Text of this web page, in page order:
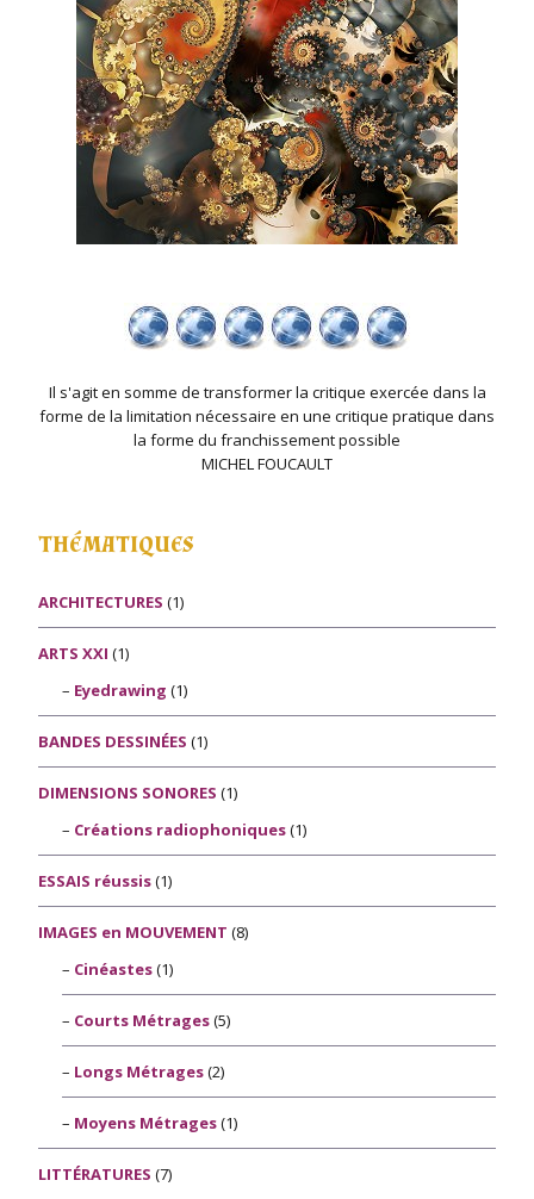
Il s'agit en somme de transformer la critique exercée dans la
forme de la limitation nécessaire en une critique pratique dans
la forme du franchissement possible
MICHEL FOUCAULT
THÉMATIQUES
ARCHITECTURES (1)
ARTS XXI (1)
Eyedrawing (1)
BANDES DESSINÉES (1)
DIMENSIONS SONORES (1)
Créations radiophoniques(1)
ESSAIS réussis(1)
IMAGES en MOUVEMENT (8)
Cinéastes(1)
Courts Métrages(5)
Longs Métrages(2)
Moyens Métrages(1)
LITTÉRATURES (7)